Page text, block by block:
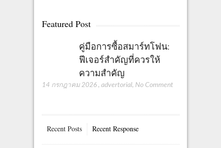
s
p
g
i
e
e
e
Featured Post
คู่มือการซื้อสมาร์ทโฟน:
ฟีเจอร์สำคัญที่ควรให้
ความสำคัญ
14 กรกฎาคม 2026 , advertorial, No Comment
Recent Posts Recent Response